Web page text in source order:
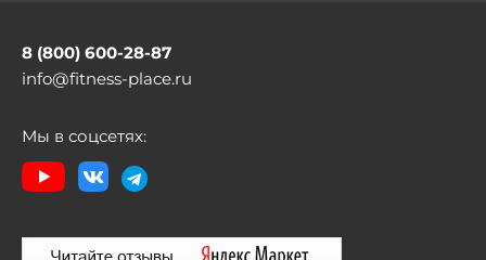
8 (800) 600-28-87
info@fitness-place.ru
Мы в соцсетях: